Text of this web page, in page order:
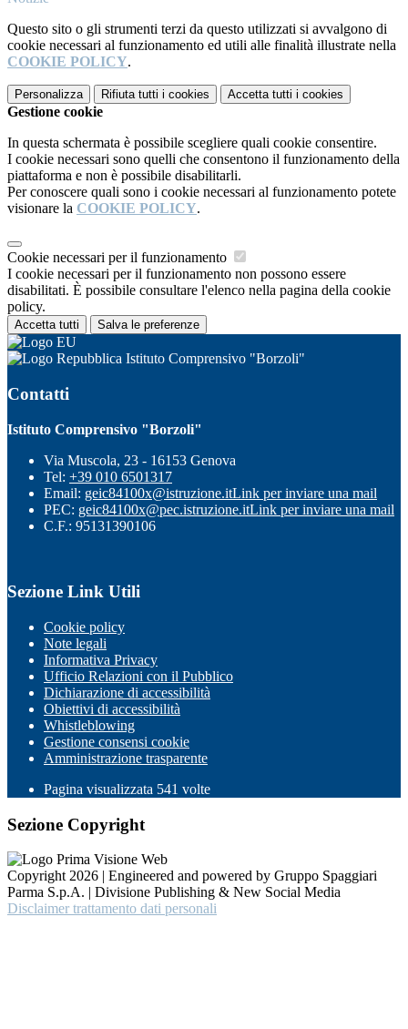
Questo sito o gli strumenti terzi da questo utilizzati si avvalgono di
cookie necessari al funzionamento ed utili alle finalità illustrate nella
COOKIE POLICY.
Personalizza Rifiuta tutti i cookies Accetta tutti i cookies
Gestione cookie
In questa schermata è possibile scegliere quali cookie consentire.
I cookie necessari sono quelli che consentono il funzionamento della
piattaforma e non è possibile disabilitarli.
Per conoscere quali sono i cookie necessari al funzionamento potete
visionare la COOKIE POLICY.
Cookie necessari per il funzionamento
I cookie necessari per il funzionamento non possono essere
disabilitati. È possibile consultare l'elenco nella pagina della cookie
policy.
Accetta tutti Salva le preferenze
Istituto Comprensivo "Borzoli"
Contatti
Istituto Comprensivo "Borzoli"
Via Muscola, 23 - 16153 Genova
Tel: +39 010 6501317
Email: geic84100x@istruzione.itLink per inviare una mail
PEC: geic84100x@pec.istruzione.itLink per inviare una mail
C.F.: 95131390106
Sezione Link Utili
Cookie policy
Note legali
Informativa Privacy
Ufficio Relazioni con il Pubblico
Dichiarazione di accessibilità
Obiettivi di accessibilità
Whistleblowing
Gestione consensi cookie
Amministrazione trasparente
Pagina visualizzata 541 volte
Sezione Copyright
Copyright 2026 | Engineered and powered by Gruppo Spaggiari
Parma S.p.A. | Divisione Publishing & New Social Media
Disclaimer trattamento dati personali